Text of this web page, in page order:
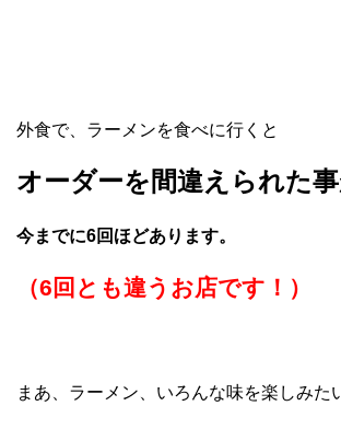
外食で、ラーメンを食べに行くと
オーダーを間違えられた
今までに6回ほどあります。
（6回とも違うお店です！）
まあ、ラーメン、いろんな味を楽しみた